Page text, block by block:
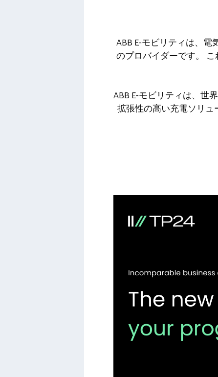
ABB E-モビリティは、
のプロバイダーです。
ABB E-モビリティは、世
拡張性の高い充電ソリ